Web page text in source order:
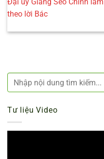
theo lời Bác
Tư liệu Video